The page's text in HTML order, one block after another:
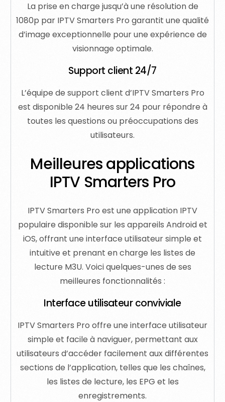
La prise en charge jusqu’à une résolution de
1080p par IPTV Smarters Pro garantit une qualité
d’image exceptionnelle pour une expérience de
visionnage optimale.
Support client 24/7
L’équipe de support client d’IPTV Smarters Pro
est disponible 24 heures sur 24 pour répondre à
toutes les questions ou préoccupations des
utilisateurs.
Meilleures applications
IPTV Smarters Pro
IPTV Smarters Pro est une application IPTV
populaire disponible sur les appareils Android et
iOS, offrant une interface utilisateur simple et
intuitive et prenant en charge les listes de
lecture M3U. Voici quelques-unes de ses
meilleures fonctionnalités :
Interface utilisateur conviviale
IPTV Smarters Pro offre une interface utilisateur
simple et facile à naviguer, permettant aux
utilisateurs d’accéder facilement aux différentes
sections de l’application, telles que les chaînes,
les listes de lecture, les EPG et les
enregistrements.